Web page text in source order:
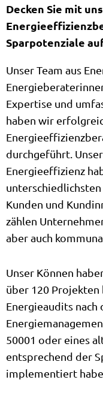
Decken Sie mit
Sparpotenziale
Unser Team aus
Expertise und
haben wir
durchgeführt.
Energieeffizienz
unterschiedlichsten
Kunden und
zählen
aber auch
Unser Können
über 120
Energieaudits nach
50001 oder eines
entsprechend der
implementiert